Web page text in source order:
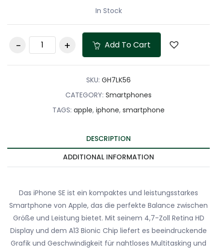
In Stock
Apple iPhone SE 64
GB Mitternacht
quantity
Add To Cart
SKU: GH7LK56
CATEGORY: Smartphones
TAGS: apple, iphone, smartphone
DESCRIPTION
ADDITIONAL INFORMATION
Das iPhone SE ist ein kompaktes und leistungsstarkes
Smartphone von Apple, das die perfekte Balance zwischen
Größe und Leistung bietet. Mit seinem 4,7-Zoll Retina HD
Display und dem A13 Bionic Chip liefert es beeindruckende
Grafik und Geschwindigkeit für nahtloses Multitasking und